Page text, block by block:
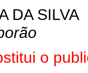
DA SILVA
o